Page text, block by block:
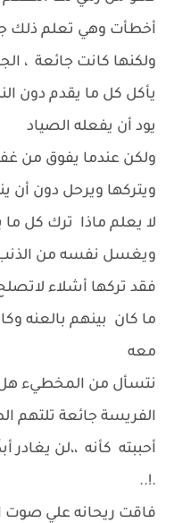
أخطأت وهي تعلم ذلك
ولكنها كانت جائعة ،
يأكل كل ما يقدم دون
يود أن يفعله الصياد
ولكن عندما يفوق من
ويتركها ويرحل دون أن
لا يعلم ماذا ترك كل ما
ويغسل نفسه من
فقد تركها أشلاء
ما كان بينهم بالعنه
معه
نتسأل من المخطيء هل
الفريسة جائعة تلتهم
‏أحببته كأنه ،،لن يغادر
.!..
فاقت ريحانه علي صوت